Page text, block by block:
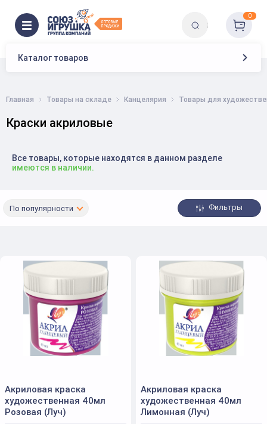
Каталог товаров
0
Главная Товары на складе Канцелярия Товары для
Краски акриловые
Все товары, которые находятся в данном разделе
имеются в наличии.
По популярности Фильтры
Акриловая краска
художественная 40мл
Розовая (Луч)
Акриловая краска
художественная 40мл
Лимонная (Луч)